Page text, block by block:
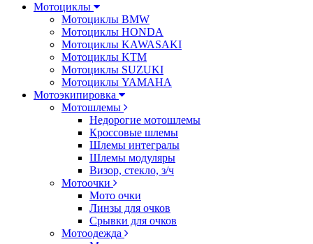
Мотоциклы
Мотоциклы BMW
Мотоциклы HONDA
Мотоциклы KAWASAKI
Мотоциклы KTM
Мотоциклы SUZUKI
Мотоциклы YAMAHA
Мотоэкипировка
Мотошлемы
Недорогие мотошлемы
Кроссовые шлемы
Шлемы интегралы
Шлемы модуляры
Визор, стекло, з/ч
Мотоочки
Мото очки
Линзы для очков
Срывки для очков
Мотоодежда